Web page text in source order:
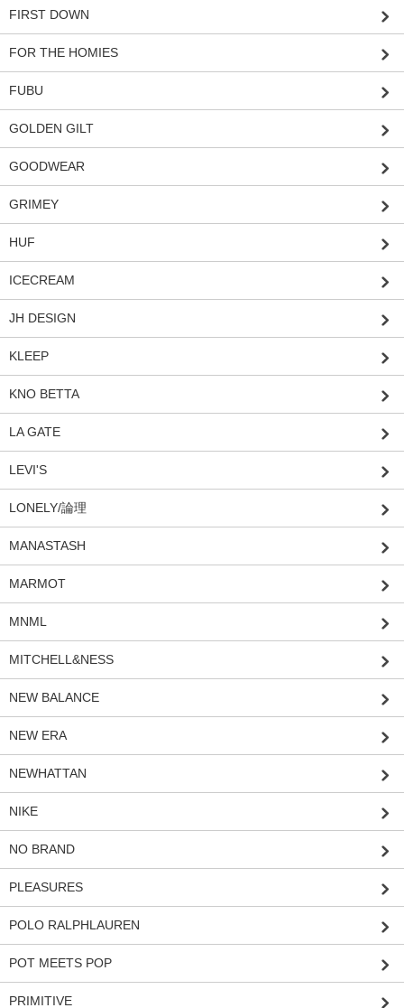
FIRST DOWN
FOR THE HOMIES
FUBU
GOLDEN GILT
GOODWEAR
GRIMEY
HUF
ICECREAM
JH DESIGN
KLEEP
KNO BETTA
LA GATE
LEVI'S
LONELY/論理
MANASTASH
MARMOT
MNML
MITCHELL&NESS
NEW BALANCE
NEW ERA
NEWHATTAN
NIKE
NO BRAND
PLEASURES
POLO RALPHLAUREN
POT MEETS POP
PRIMITIVE